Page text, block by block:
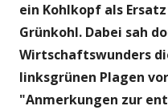
ein Kohlkopf als
Grünkohl. Dabei sah
Wirtschaftswunders
linksgrünen Plagen
"Anmerkungen zur